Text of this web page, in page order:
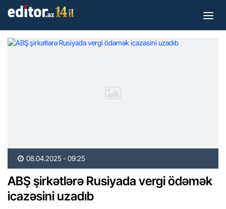
08.04.2025 - 09:25
ABŞ şirkətlərə Rusiyada vergi ödəmək
icazəsini uzadıb